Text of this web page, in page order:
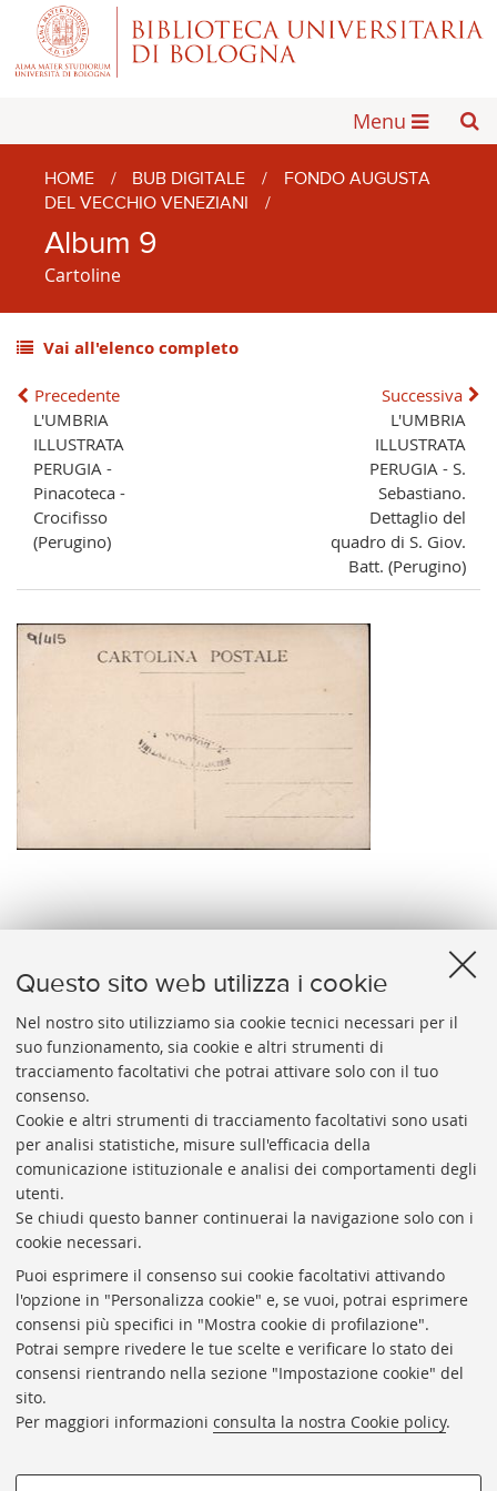
Questo sito web utilizza i cookie
Nel nostro sito utilizziamo sia cookie tecnici necessari per il
suo funzionamento, sia cookie e altri strumenti di
tracciamento facoltativi che potrai attivare solo con il tuo
consenso.
Cookie e altri strumenti di tracciamento facoltativi sono usati
per analisi statistiche, misure sull'efficacia della
comunicazione istituzionale e analisi dei comportamenti degli
utenti.
Se chiudi questo banner continuerai la navigazione solo con i
cookie necessari.
Puoi esprimere il consenso sui cookie facoltativi attivando
l'opzione in "Personalizza cookie" e, se vuoi, potrai esprimere
consensi più specifici in "Mostra cookie di profilazione".
Potrai sempre rivedere le tue scelte e verificare lo stato dei
consensi rientrando nella sezione "Impostazione cookie" del
sito.
Per maggiori informazioni consulta la nostra Cookie policy.
Menu
HOME / BUB DIGITALE /
FONDO AUGUSTA
DEL VECCHIO VENEZIANI
/
Album 9
Cartoline
Vai all'elenco completo
Precedente
L'UMBRIA
ILLUSTRATA
PERUGIA -
Pinacoteca -
Crocifisso
(Perugino)
Successiva
L'UMBRIA
ILLUSTRATA
PERUGIA - S.
Sebastiano.
Dettaglio del
quadro di S. Giov.
Batt. (Perugino)
UNIVERSITARIA
Presidente: prof. Francesco Citti
Coordinatrice gestionale: Maria Pia Torricelli
Responsabile Amministrativo: Luigia Di Pumpo
Via Zamboni, 33/35 - 40126 Bologna (BO)
Tel. +39 051 2088306 - Fax +39 051 2088385
bub.info@unibo.it
bub.biblioteca@pec.unibo.it
Dove siamo
Orario dei servizi
Helpdesk
Rubrica di Ateneo